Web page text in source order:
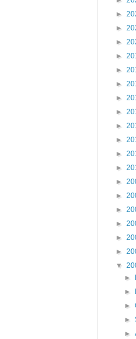
►
►
►
►
►
►
►
►
►
►
►
►
►
►
►
►
►
►
▼
►
►
►
►
►